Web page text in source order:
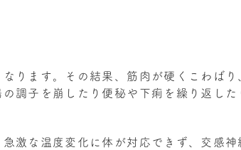
ります。その結果、筋肉が硬くこわば
調子を崩したり便秘や下痢を繰り返した
激な温度変化に体が対応できず、交感